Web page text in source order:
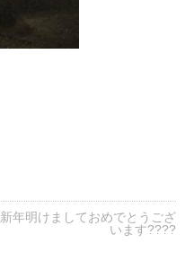
新年明けましておめでとうござ
います????